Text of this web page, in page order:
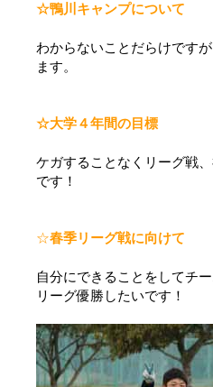
☆鴨川キャンプについて
わからないことだらけです
ます。
☆大学４年間の目標
ケガすることなくリーグ戦
です！
☆春季リーグ戦に向けて
自分にできることをしてチ
リーグ優勝したいです！